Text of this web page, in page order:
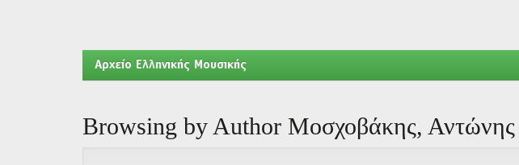
Aρχείο Ελληνικής Μουσικής
Browsing by Author Μοσχοβάκης, Αντώνης